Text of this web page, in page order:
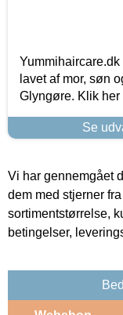
lavet af mor, søn
Glyngøre. Klik her
Se
Vi har gennemgået
dem med stjerner
sortimentstørrelse,
betingelser,